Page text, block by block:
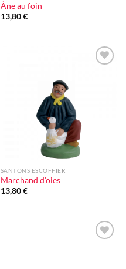
Âne au foin
13,80€
SANTONS ESCOFFIER
Marchand d’oies
13,80€